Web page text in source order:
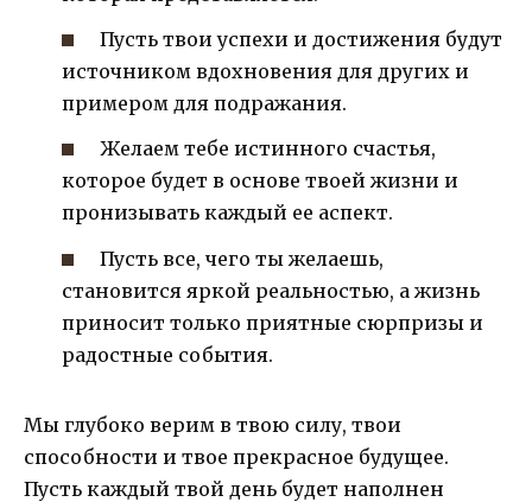
Пусть твои успехи и достижения будут
источником вдохновения для других и
примером для подражания.
Желаем тебе истинного счастья,
которое будет в основе твоей жизни и
пронизывать каждый ее аспект.
Пусть все, чего ты желаешь,
становится яркой реальностью, а жизнь
приносит только приятные сюрпризы и
радостные события.
Мы глубоко верим в твою силу, твои
способности и твое прекрасное будущее.
Пусть каждый твой день будет наполнен